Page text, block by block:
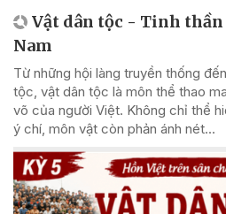
Vật dân tộc - Tinh
Nam
Từ những hội làng truyền thống
tộc, vật dân tộc là môn thể thao
võ của người Việt. Không chỉ thể
ý chí, môn vật còn phản ánh nét...